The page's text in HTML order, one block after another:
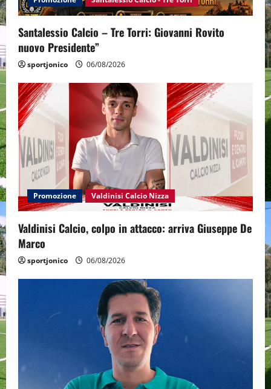
Santalessio Calcio – Tre Torri: Giovanni Rovito
nuovo Presidente”
sportjonico 06/08/2026
Promozione Valdinisi Calcio Nizza
Valdinisi Calcio, colpo in attacco: arriva Giuseppe De
Marco
sportjonico 06/08/2026